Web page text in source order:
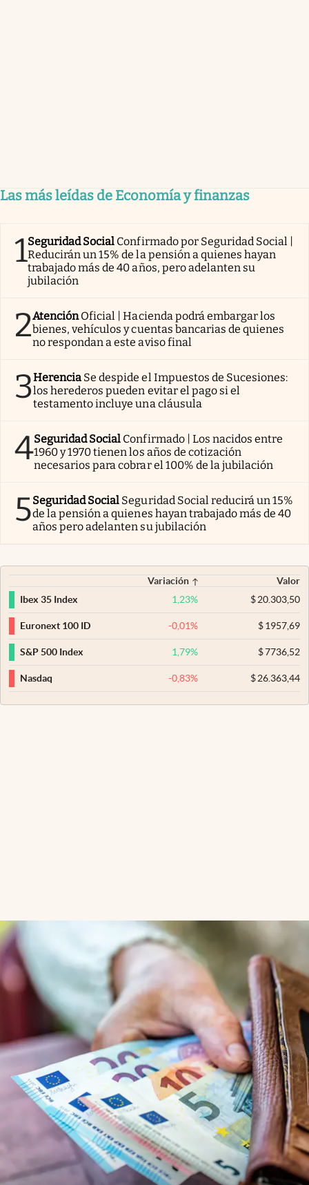
Las más leídas de Economía y finanzas
1Seguridad Social Confirmado por Seguridad Social |
Reducirán un 15% de la pensión a quienes hayan
trabajado más de 40 años, pero adelanten su
jubilación
2AtenciónOficial | Hacienda podrá embargar los
bienes, vehículos y cuentas bancarias de quienes
no respondan a este aviso final
3Herencia Se despide el Impuestos de Sucesiones:
los herederos pueden evitar el pago si el
testamento incluye una cláusula
4Seguridad Social Confirmado | Los nacidos entre
1960 y 1970 tienen los años de cotización
necesarios para cobrar el 100% de la jubilación
5Seguridad Social Seguridad Social reducirá un 15%
de la pensión a quienes hayan trabajado más de 40
años pero adelanten su jubilación
Variación
Valor
Ibex 35 Index
1,23% $20.303,50
Euronext 100 ID -0,01% $1957,69
S&P 500 Index 1,79% $7736,52
Nasdaq -0,83% $26.363,44